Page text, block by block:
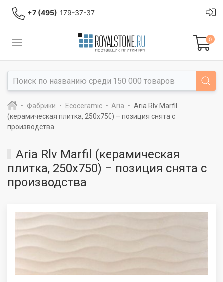
+7 (495) 179-37-37
0
Фабрики Ecoceramic Aria
Aria Rlv Marfil
(керамическая плитка, 250x750) – позиция снята с
производства
Aria Rlv Marfil (керамическая
плитка, 250x750) – позиция снята с
производства